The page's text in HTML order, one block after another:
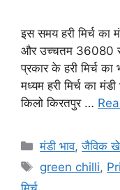
इस समय हरी मिर्च का
और उच्चतम 36080 रु
प्रकार के हरी मिर्च
मध्यम हरी मिर्च का
किलो किरतपुर …
Categories
मंडी भाव,जैविक
Tags
green chilli,